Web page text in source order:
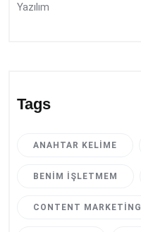
Yazılım
Tags
ANAHTAR KELIME
BENIM İŞLETMEM
CONTENT MARKETING